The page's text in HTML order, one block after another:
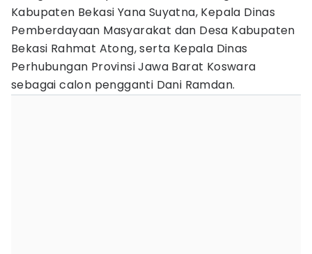
Kabupaten Bekasi Yana Suyatna, Kepala Dinas
Pemberdayaan Masyarakat dan Desa Kabupaten
Bekasi Rahmat Atong, serta Kepala Dinas
Perhubungan Provinsi Jawa Barat Koswara
sebagai calon pengganti Dani Ramdan.